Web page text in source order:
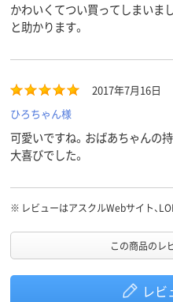
かわいくてつい買ってしまいま
と助かります。
2017年7月16日
ひろちゃん様
可愛いですね。おばあちゃんの
大喜びでした。
※ レビューはアスクルWebサイト、
この商品のレ
レビ